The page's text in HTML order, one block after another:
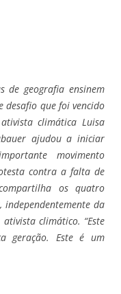
de geografia ensinem
desafio que foi vencido
climática Luisa
ajudou a iniciar
movimento
contra a falta de
os quatro
independentemente da
climático. “Este
geração. Este é um